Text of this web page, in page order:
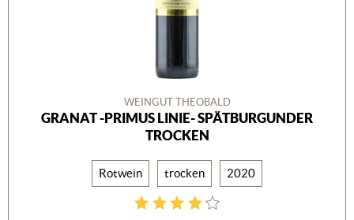
WEINGUT THEOBALD
GRANAT -PRIMUS LINIE- SPÄTBURGUNDER
TROCKEN
Rotwein trocken 2020